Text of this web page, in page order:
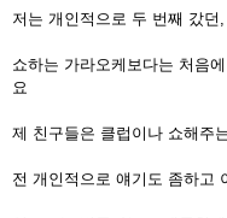
저는 개인적으로 두 번째 갔던,
쇼하는 가라오케보다는 처음
요
제 친구들은 클럽이나 쇼해주
전 개인적으로 얘기도 좀하고